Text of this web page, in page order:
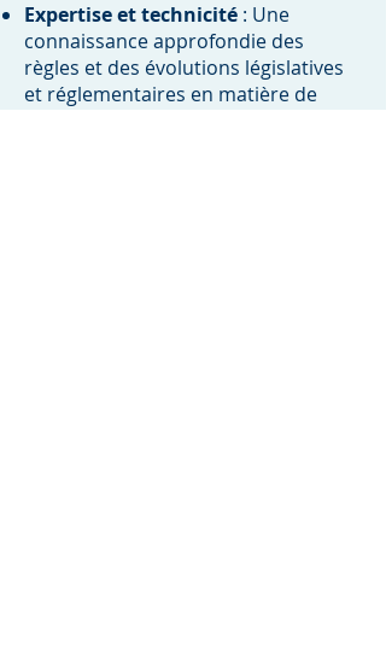
Expertise et technicité : Une
connaissance approfondie des
règles et des évolutions législatives
et réglementaires en matière de